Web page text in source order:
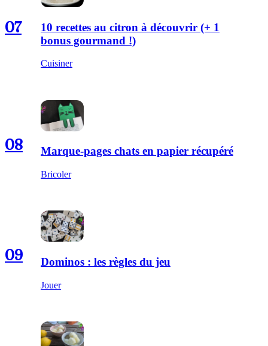
07
10 recettes au citron à découvrir (+ 1
bonus gourmand !)
Cuisiner
08 Marque-pages chats en papier récupéré
Bricoler
09 Dominos : les règles du jeu
Jouer